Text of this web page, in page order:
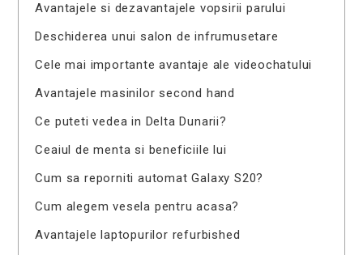
Avantajele si dezavantajele vopsirii parului
Deschiderea unui salon de infrumusetare
Cele mai importante avantaje ale videochatului
Avantajele masinilor second hand
Ce puteti vedea in Delta Dunarii?
Ceaiul de menta si beneficiile lui
Cum sa reporniti automat Galaxy S20?
Cum alegem vesela pentru acasa?
Avantajele laptopurilor refurbished